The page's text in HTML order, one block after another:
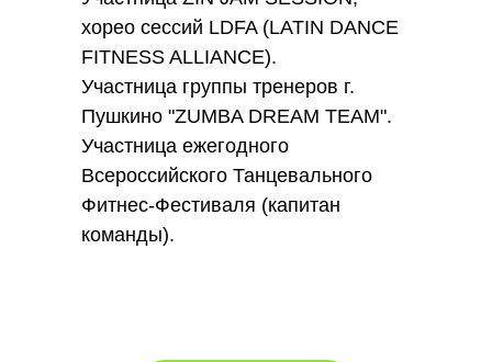
хорео сессий LDFA (LATIN DANCE
FITNESS ALLIANCE).
Участница группы тренеров г.
Пушкино "ZUMBA DREAM TEAM".
Участница ежегодного
Всероссийского Танцевального
Фитнес-Фестиваля (капитан
команды).